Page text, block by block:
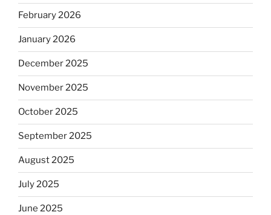
February 2026
January 2026
December 2025
November 2025
October 2025
September 2025
August 2025
July 2025
June 2025